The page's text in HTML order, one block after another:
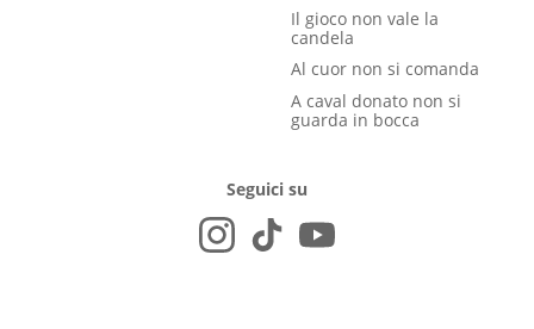
Il gioco non vale la
candela
Al cuor non si comanda
A caval donato non si
guarda in bocca
Seguici su